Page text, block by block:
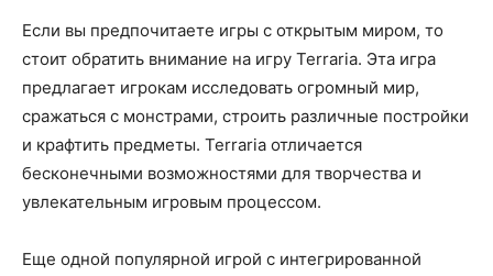
Если вы предпочитаете игры с открытым миром, то
стоит обратить внимание на игру Terraria. Эта игра
предлагает игрокам исследовать огромный мир,
сражаться с монстрами, строить различные постройки
и крафтить предметы. Terraria отличается
бесконечными возможностями для творчества и
увлекательным игровым процессом.
Еще одной популярной игрой с интегрированной